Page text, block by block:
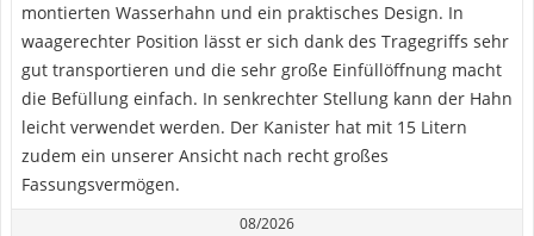
montierten Wasserhahn und ein praktisches Design. In
waagerechter Position lässt er sich dank des Tragegriffs sehr
gut transportieren und die sehr große Einfüllöffnung macht
die Befüllung einfach. In senkrechter Stellung kann der Hahn
leicht verwendet werden. Der Kanister hat mit 15 Litern
zudem ein unserer Ansicht nach recht großes
Fassungsvermögen.
08/2026